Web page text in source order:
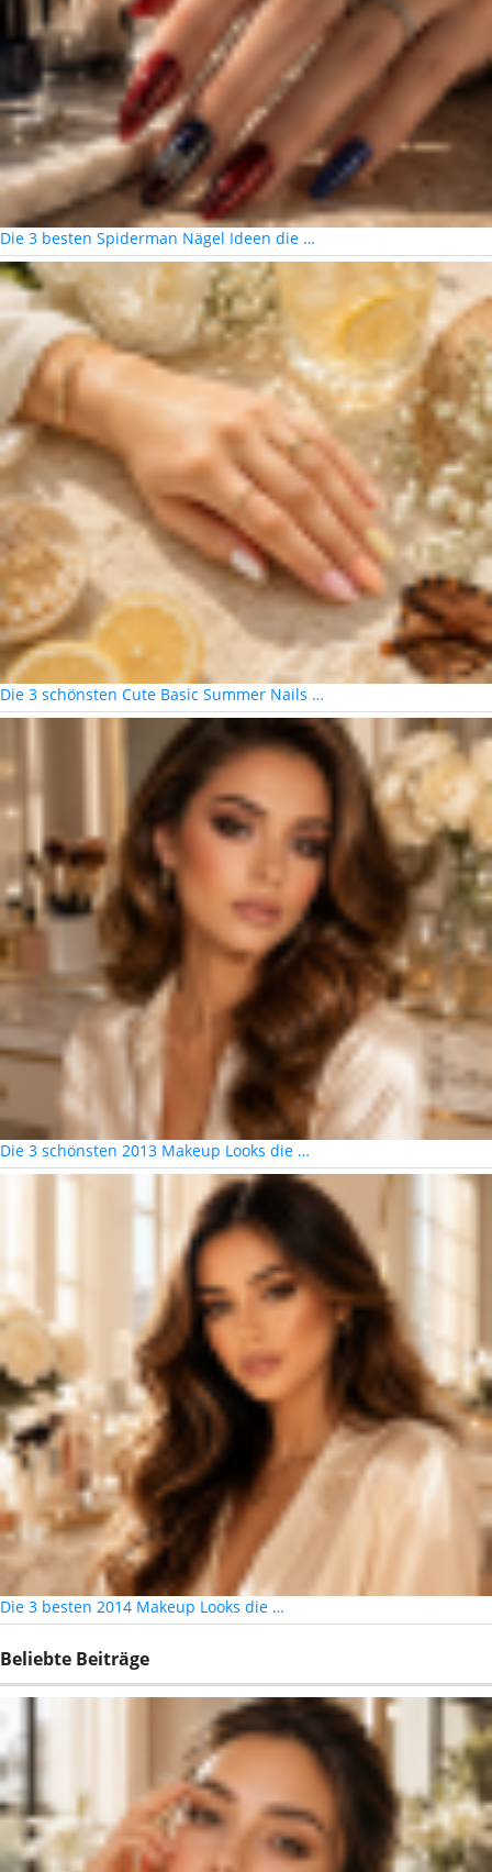
Die 3 besten Spiderman Nägel Ideen die …
Die 3 schönsten Cute Basic Summer Nails …
Die 3 schönsten 2013 Makeup Looks die …
Die 3 besten 2014 Makeup Looks die …
Beliebte Beiträge